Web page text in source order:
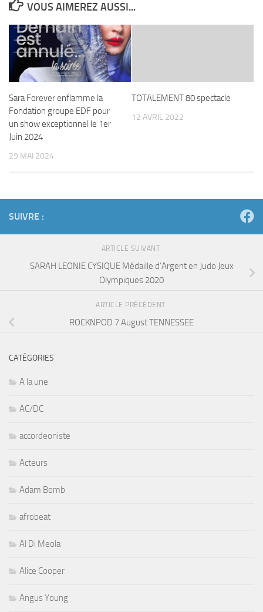
VOUS AIMEREZ AUSSI...
Sara Forever enflamme la
Fondation groupe EDF pour
un show exceptionnel le 1er
Juin 2024
29 MAI 2024
TOTALEMENT 80 spectacle
12 AVRIL 2022
SUIVRE :
ARTICLE SUIVANT
SARAH LEONIE CYSIQUE Médaille d’Argent en Judo Jeux
Olympiques 2020
ARTICLE PRÉCÉDENT
ROCKNPOD 7 August TENNESSEE
CATÉGORIES
A la une
AC/DC
accordeoniste
Acteurs
Adam Bomb
afrobeat
Al Di Meola
Alice Cooper
Angus Young